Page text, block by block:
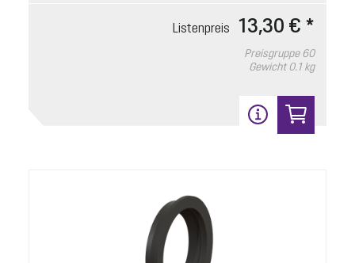
Listenpreis 13,30 € *
Preisgruppe 60
Gewicht 0.1 kg